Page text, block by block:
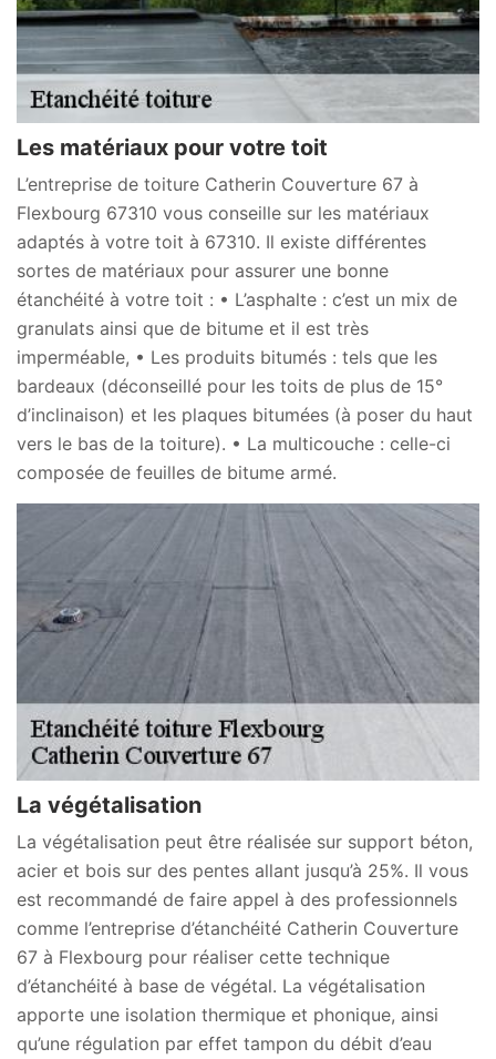
Les matériaux pour votre toit
L’entreprise de toiture Catherin Couverture 67 à
Flexbourg 67310 vous conseille sur les matériaux
adaptés à votre toit à 67310. Il existe différentes
sortes de matériaux pour assurer une bonne
étanchéité à votre toit : • L’asphalte : c’est un mix de
granulats ainsi que de bitume et il est très
imperméable, • Les produits bitumés : tels que les
bardeaux (déconseillé pour les toits de plus de 15°
d’inclinaison) et les plaques bitumées (à poser du haut
vers le bas de la toiture). • La multicouche : celle-ci
composée de feuilles de bitume armé.
La végétalisation
La végétalisation peut être réalisée sur support béton,
acier et bois sur des pentes allant jusqu’à 25%. Il vous
est recommandé de faire appel à des professionnels
comme l’entreprise d’étanchéité Catherin Couverture
67 à Flexbourg pour réaliser cette technique
d’étanchéité à base de végétal. La végétalisation
apporte une isolation thermique et phonique, ainsi
qu’une régulation par effet tampon du débit d’eau